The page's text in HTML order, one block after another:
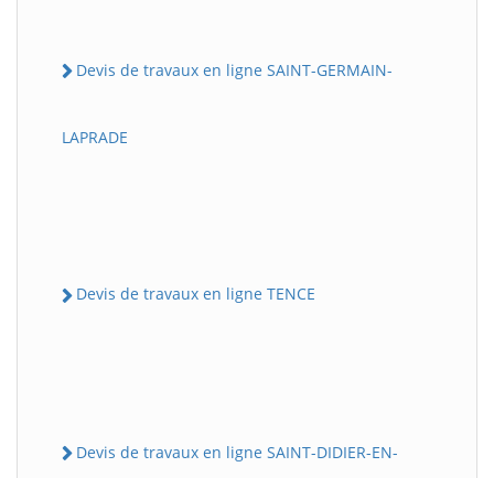
Devis de travaux en ligne SAINT-GERMAIN-
LAPRADE
Devis de travaux en ligne TENCE
Devis de travaux en ligne SAINT-DIDIER-EN-